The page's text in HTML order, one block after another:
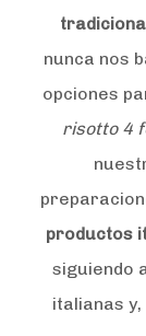
nunca nos
opciones
risotto 4
productos
siguiendo
italianas